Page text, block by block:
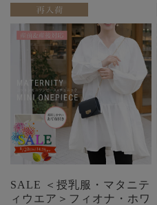
SALE ＜授乳服・マタニテ
ィウエア＞フィオナ・ホワ